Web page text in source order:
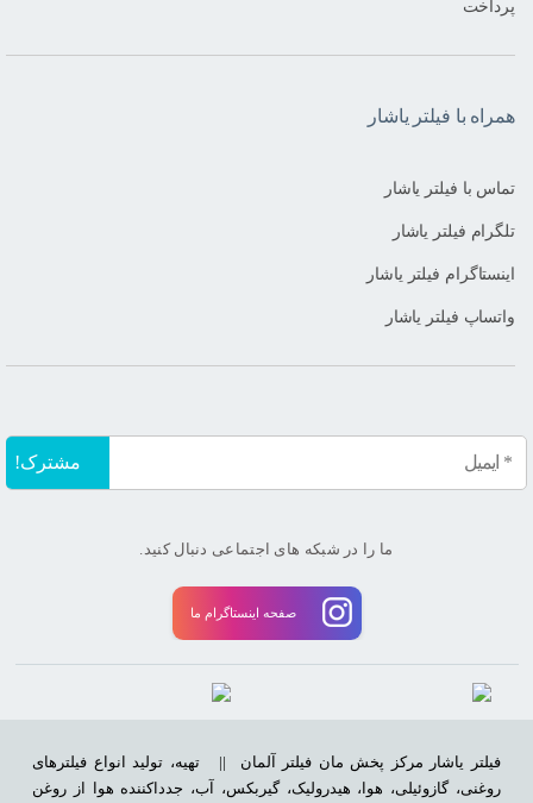
پرداخت
همراه با فیلتر یاشار
تماس با فیلتر یاشار
تلگرام فیلتر یاشار
اینستاگرام فیلتر یاشار
واتساپ فیلتر یاشار
ما را در شبکه های اجتماعی دنبال کنید.
صفحه اینستاگرام ما
فیلتر یاشار مرکز پخش مان فیلتر آلمان ||تهیه، تولید انواع فیلترهای
روغنی، گازوئیلی، هوا، هیدرولیک، گیربکس، آب، جدداکننده هوا از روغن